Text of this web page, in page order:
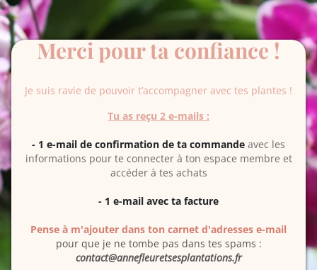
Merci pour ta confiance !
Je suis ravie de pouvoir t’accompagner avec tes plantes !
Tu as reçu 2 e-mails :
- 1 e-mail de confirmation de ta commande avec les
informations pour te connecter à ton espace membre et
accéder à tes achats
- 1 e-mail avec ta facture
Pense à m'ajouter dans ton carnet d'adresses e-mail
pour que je ne tombe pas dans tes spams :
contact@annefleuretsesplantations.fr